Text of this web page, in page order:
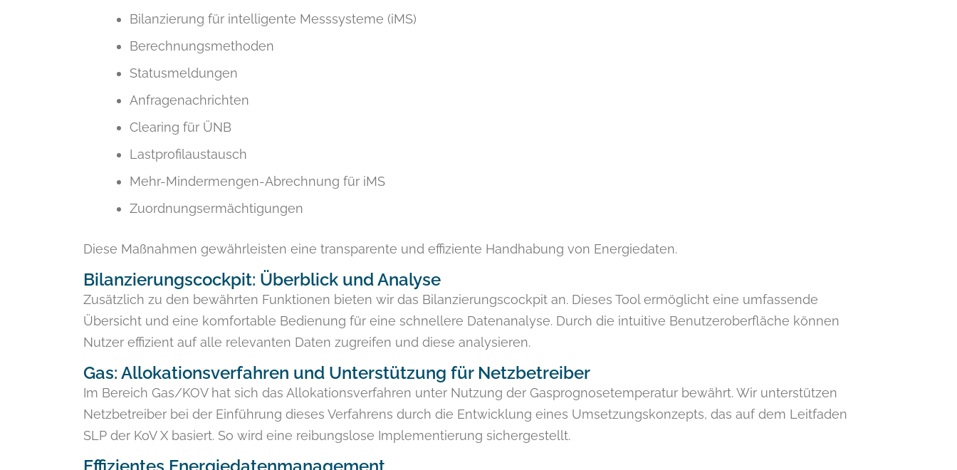
Bilanzierung für intelligente Messsysteme (iMS)
Berechnungsmethoden
Statusmeldungen
Anfragenachrichten
Clearing für ÜNB
Lastprofilaustausch
Mehr-Mindermengen-Abrechnung für iMS
Zuordnungsermächtigungen
Diese Maßnahmen gewährleisten eine transparente und effiziente Handhabung von Energiedaten.
Bilanzierungscockpit: Überblick und Analyse
Zusätzlich zu den bewährten Funktionen bieten wir das Bilanzierungscockpit an. Dieses Tool ermöglicht eine umfassende
Übersicht und eine komfortable Bedienung für eine schnellere Datenanalyse. Durch die intuitive Benutzeroberfläche können
Nutzer effizient auf alle relevanten Daten zugreifen und diese analysieren.
Gas: Allokationsverfahren und Unterstützung für Netzbetreiber
Im Bereich Gas/KOV hat sich das Allokationsverfahren unter Nutzung der Gasprognosetemperatur bewährt. Wir unterstützen
Netzbetreiber bei der Einführung dieses Verfahrens durch die Entwicklung eines Umsetzungskonzepts, das auf dem Leitfaden
SLP der KoV X basiert. So wird eine reibungslose Implementierung sichergestellt.